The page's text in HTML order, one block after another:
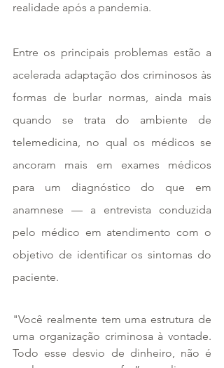
realidade após a pandemia.
Entre os principais problemas estão a
acelerada adaptação dos criminosos às
formas de burlar normas, ainda mais
quando se trata do ambiente de
telemedicina, no qual os médicos se
ancoram mais em exames médicos
para um diagnóstico do que em
anamnese — a entrevista conduzida
pelo médico em atendimento com o
objetivo de identificar os sintomas do
paciente.
"Você realmente tem uma estrutura de
uma organização criminosa à vontade.
Todo esse desvio de dinheiro, não é